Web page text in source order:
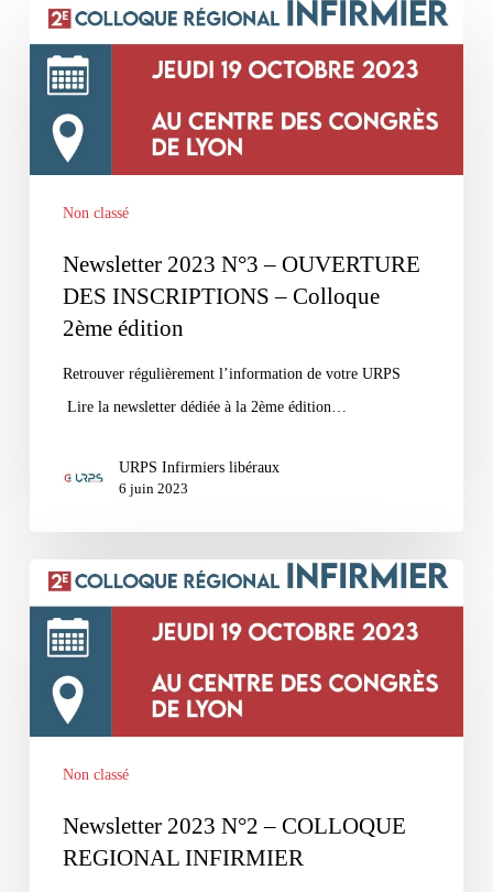
Newsletter
2023
N°3
OUVERTURE
DES
INSCRIPTIONS
Colloque
Non classé
Newsletter 2023 N°3 – OUVERTURE
DES INSCRIPTIONS – Colloque
2ème édition
Retrouver régulièrement l’information de votre URPS
Lire la newsletter dédiée à la 2ème édition…
URPS Infirmiers libéraux
6 juin 2023
Newsletter
2023
N°2
COLLOQUE
REGIONAL
INFIRMIER
Non classé
Newsletter 2023 N°2 – COLLOQUE
REGIONAL INFIRMIER